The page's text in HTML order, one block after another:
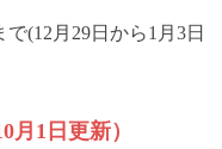
(12月29日から1月3日
1日更新）